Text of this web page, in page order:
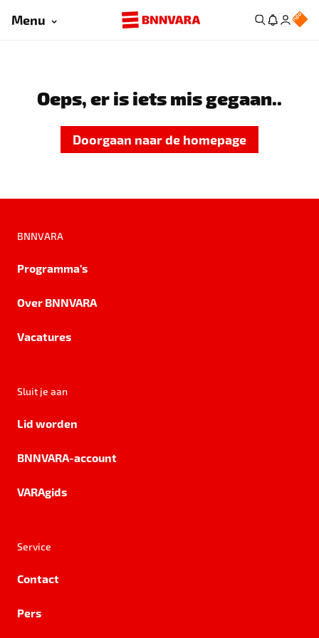
Menu
Oeps, er is iets mis gegaan..
Doorgaan naar de homepage
BNNVARA
Programma's
Over BNNVARA
Vacatures
Sluit je aan
Lid worden
BNNVARA-account
VARAgids
Service
Contact
Pers